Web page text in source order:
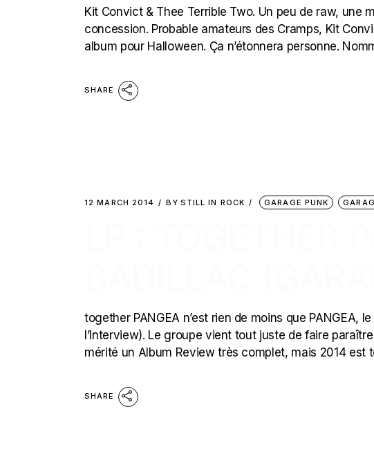
Kit Convict & Thee Terrible Two. Un peu de raw, une
concession. Probable amateurs des Cramps, Kit
album pour Halloween. Ça n’étonnera personne.
SHARE
12 MARCH 2014 BY STILL IN ROCK GARAGE PUNK
together PANGEA n’est rien de moins que PANGEA,
l’Interview). Le groupe vient tout juste de faire
mérité un Album Review très complet, mais 2014 est
SHARE